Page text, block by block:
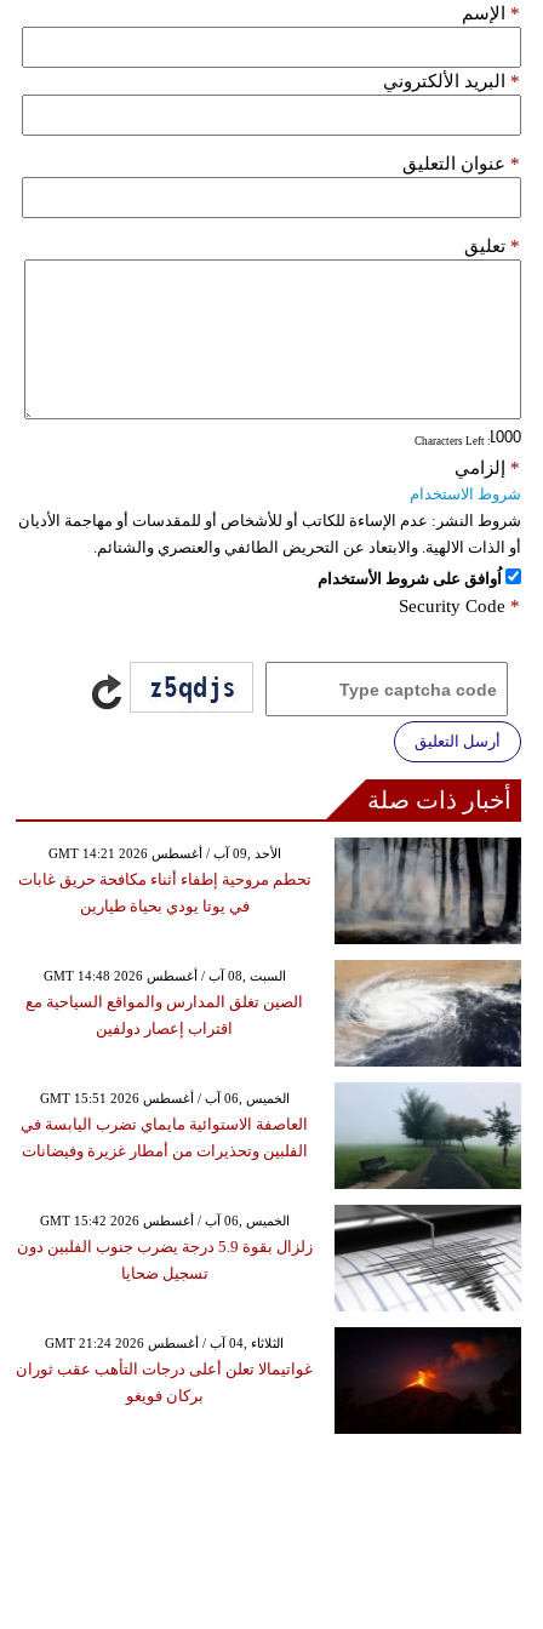
الإسم *
البريد الألكتروني *
عنوان التعليق *
تعليق *
: Characters Left
إلزامي *
شروط الاستخدام
شروط النشر: عدم الإساءة للكاتب أو للأشخاص أو للمقدسات أو مهاجمة الأديان
أو الذات الالهية. والابتعاد عن التحريض الطائفي والعنصري والشتائم.
اُوافق على شروط الأستخدام
Security Code *
أرسل التعليق
أخبار ذات صلة
GMT 14:21 2026 الأحد ,09 آب / أغسطس
تحطم مروحية إطفاء أثناء مكافحة حريق غابات
في يوتا يودي بحياة طيارين
GMT 14:48 2026 السبت ,08 آب / أغسطس
الصين تغلق المدارس والمواقع السياحية مع
اقتراب إعصار دولفين
GMT 15:51 2026 الخميس ,06 آب / أغسطس
العاصفة الاستوائية مايماي تضرب اليابسة في
الفلبين وتحذيرات من أمطار غزيرة وفيضانات
GMT 15:42 2026 الخميس ,06 آب / أغسطس
زلزال بقوة 5.9 درجة يضرب جنوب الفلبين دون
تسجيل ضحايا
GMT 21:24 2026 الثلاثاء ,04 آب / أغسطس
غواتيمالا تعلن أعلى درجات التأهب عقب ثوران
بركان فويغو